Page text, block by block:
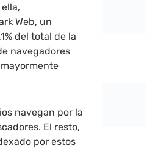
Web, un
del total de la
navegadores
navegan por la
El resto,
por estos